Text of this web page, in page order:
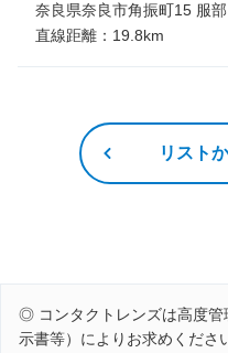
奈良県奈良市角振町15 服
直線距離： 19.8km
リスト
◎ コンタクトレンズは高度管
示書等）によりお求めくださ